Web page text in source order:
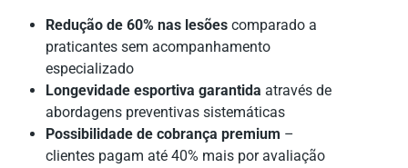
Redução de 60% nas lesões comparado a
praticantes sem acompanhamento
especializado
Longevidade esportiva garantida através de
abordagens preventivas sistemáticas
Possibilidade de cobrança premium –
clientes pagam até 40% mais por avaliação